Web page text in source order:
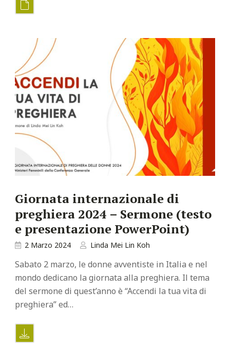
Giornata internazionale di
preghiera 2024 – Sermone (testo
e presentazione PowerPoint)
2 Marzo 2024 Linda Mei Lin Koh
Sabato 2 marzo, le donne avventiste in Italia e nel
mondo dedicano la giornata alla preghiera. Il tema
del sermone di quest’anno è “Accendi la tua vita di
preghiera” ed…